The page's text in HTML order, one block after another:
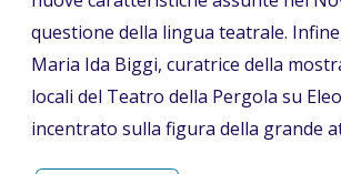
questione della lingua teatrale.
Maria Ida Biggi, curatrice della
locali del Teatro della Pergola su
incentrato sulla figura della grande